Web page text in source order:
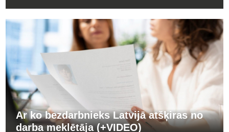
Ar ko bezdarbnieks Latvijā atšķiras no
darba meklētāja (+VIDEO)